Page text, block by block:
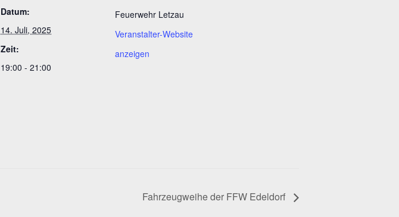
Datum:
14. Juli, 2025
Zeit:
19:00 - 21:00
Feuerwehr Letzau
Veranstalter-Website
anzeigen
Fahrzeugweihe der FFW Edeldorf